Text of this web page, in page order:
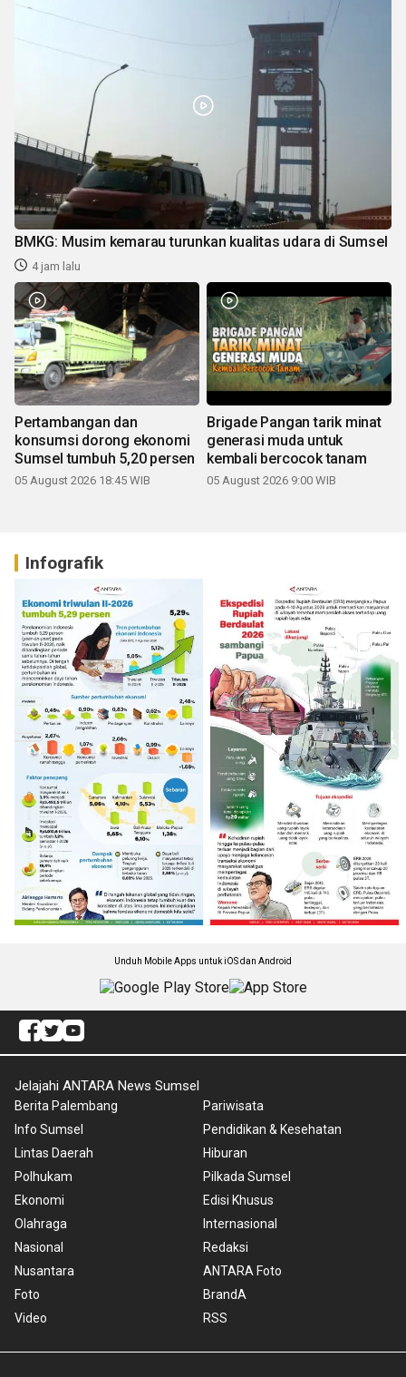
BMKG: Musim kemarau turunkan kualitas udara di Sumsel
4 jam lalu
Pertambangan dan
konsumsi dorong ekonomi
Sumsel tumbuh 5,20 persen
05 August 2026 18:45 WIB
Brigade Pangan tarik minat
generasi muda untuk
kembali bercocok tanam
05 August 2026 9:00 WIB
Infografik
Unduh Mobile Apps untuk iOS dan Android
Jelajahi ANTARA News Sumsel
Berita Palembang
Info Sumsel
Lintas Daerah
Polhukam
Ekonomi
Olahraga
Nasional
Nusantara
Foto
Video
Pariwisata
Pendidikan & Kesehatan
Hiburan
Pilkada Sumsel
Edisi Khusus
Internasional
Redaksi
ANTARA Foto
BrandA
RSS